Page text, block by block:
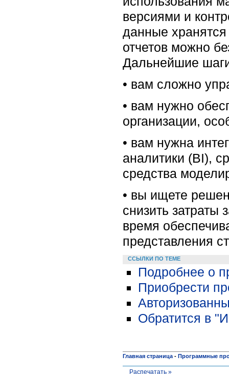
версиями и
данные
отчетов можно
Дальнейшие
• вам сложно
• вам нужно
организации,
• вам нужна
аналитики (BI),
средства
• вы ищете
снизить затраты
время
представления
ССЫЛКИ ПО ТЕМЕ
Подробнее о
Приобрести
Обратится в
Главная страница - Программные
Распечатать »